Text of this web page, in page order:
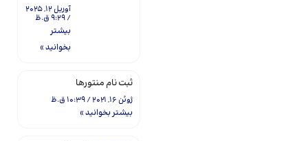
آوریل 12, 2025
9:29 ق.ظ
بیشتر
بخوانید »
ثبت نام منتورها
ژوئن 16, 2021 10:39 ق.ظ
بیشتر بخوانید »